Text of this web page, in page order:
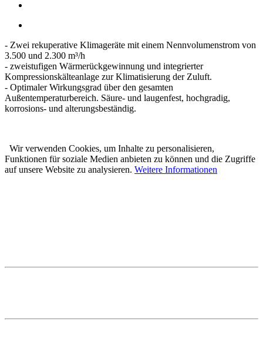
- Zwei rekuperative Klimageräte mit einem Nennvolumenstrom von
3.500 und 2.300 m³/h
- zweistufigen Wärmerückgewinnung und integrierter
Kompressionskälteanlage zur Klimatisierung der Zuluft.
- Optimaler Wirkungsgrad über den gesamten
Außentemperaturbereich. Säure- und laugenfest, hochgradig,
korrosions- und alterungsbeständig.
Wir verwenden Cookies, um Inhalte zu personalisieren,
Funktionen für soziale Medien anbieten zu können und die Zugriffe
auf unsere Website zu analysieren. Weitere Informationen